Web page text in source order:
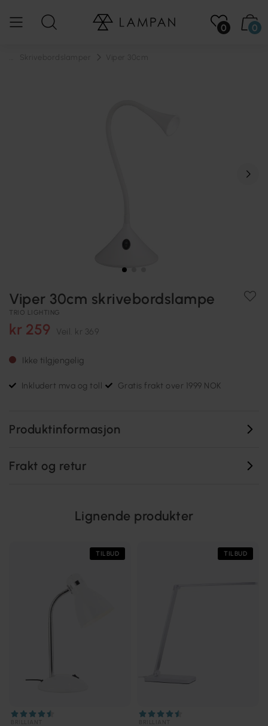
0 0
Viper 30cm skrivebordslampe
TRIO LIGHTING
kr 259 Veil. kr 369
Ikke tilgjengelig
Inkludert mva og toll Gratis frakt over 1999 NOK
Produktinformasjon
Frakt og retur
Lignende produkter
TILBUD TILBUD